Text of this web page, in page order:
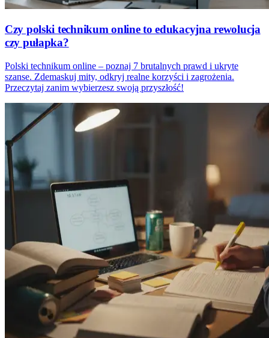
Czy polski technikum online to edukacyjna rewolucja
czy pułapka?
Polski technikum online – poznaj 7 brutalnych prawd i ukryte
szanse. Zdemaskuj mity, odkryj realne korzyści i zagrożenia.
Przeczytaj zanim wybierzesz swoją przyszłość!